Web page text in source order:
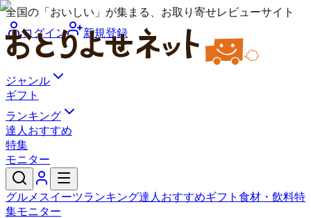
全国の「おいしい」が集まる、お取り寄せレビューサイト
ログイン
新規登録
ジャンル
ギフト
ランキング
達人おすすめ
特集
モニター
グルメ スイーツランキング達人おすすめギフト 食材・飲料特
集モニター